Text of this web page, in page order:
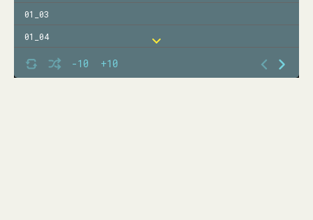
-10 +10
01_03
01_04
01_05
01_06